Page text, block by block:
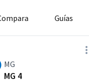
Guías
MG
MG 4